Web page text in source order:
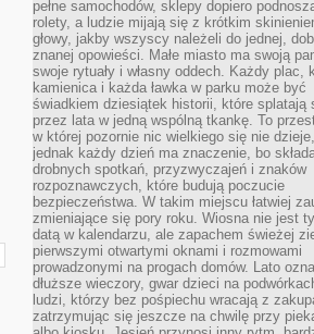
pełne samochodów, sklepy dopiero
rolety, a ludzie mijają się z krótkim
głowy, jakby wszyscy należeli do jednej,
znanej opowieści. Małe miasto ma swoją
swoje rytuały i własny oddech. Każdy plac,
kamienica i każda ławka w parku może być
świadkiem dziesiątek historii, które splatają
przez lata w jedną wspólną tkankę. To
w której pozornie nic wielkiego się nie
jednak każdy dzień ma znaczenie, bo
drobnych spotkań, przyzwyczajeń i znaków
rozpoznawczych, które budują poczucie
bezpieczeństwa. W takim miejscu łatwiej
zmieniające się pory roku. Wiosna nie jest
datą w kalendarzu, ale zapachem świeżej
pierwszymi otwartymi oknami i rozmowami
prowadzonymi na progach domów. Lato
dłuższe wieczory, gwar dzieci na
ludzi, którzy bez pośpiechu wracają z
zatrzymując się jeszcze na chwilę przy